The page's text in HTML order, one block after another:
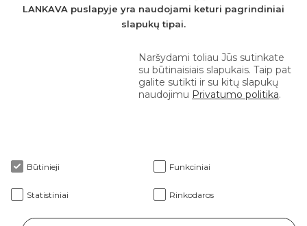
+370 610 42 222
Apie mus
Klientams
LANKAVA puslapyje yra naudojami keturi pagrindiniai
slapukų tipai.
Naršydami toliau Jūs sutinkate
su būtinaisiais slapukais. Taip pat
galite sutikti ir su kitų slapukų
naudojimu Privatumo politika.
Būtinieji Funkciniai
Statistiniai Rinkodaros